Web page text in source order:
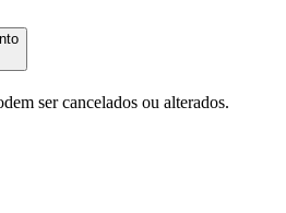
ser cancelados ou alterados.